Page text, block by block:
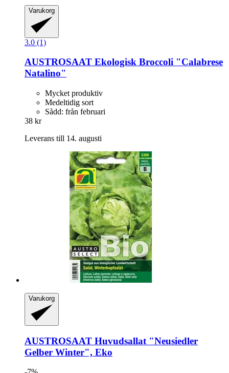
Varukorg
3.0 (1)
AUSTROSAAT Ekologisk Broccoli "Calabrese
Natalino"
Mycket produktiv
Medeltidig sort
Sådd: från februari
38 kr
Leverans till 14. augusti
Varukorg
AUSTROSAAT Huvudsallat "Neusiedler
Gelber Winter", Eko